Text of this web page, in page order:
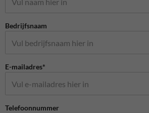
Bedrijfsnaam
E-mailadres*
Telefoonnummer